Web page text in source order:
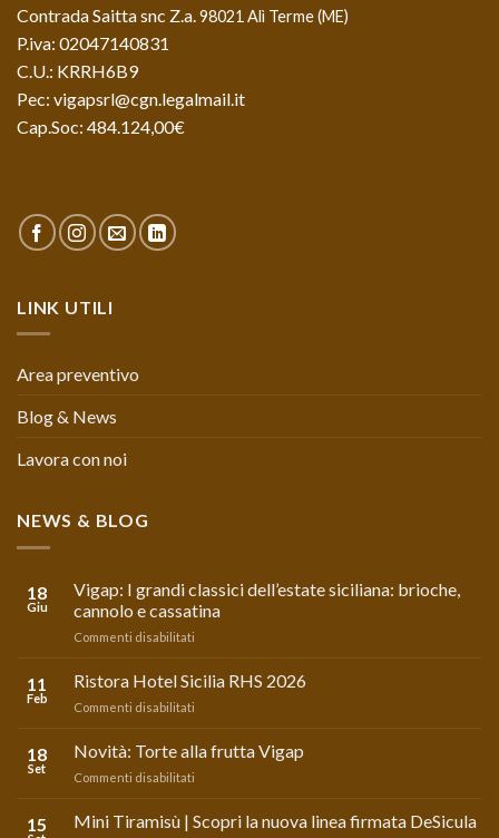
Contrada Saitta snc Z.a.98021 Alì Terme (ME)
P.iva: 02047140831
C.U.: KRRH6B9
Pec: vigapsrl@cgn.legalmail.it
Cap.Soc: 484.124,00€
LINK UTILI
Area preventivo
Blog & News
Lavora con noi
NEWS & BLOG
18
Giu
Vigap: I grandi classici dell’estate siciliana: brioche,
cannolo e cassatina
Commenti disabilitati
grandi
siciliana:
cassatina
11
Feb
Ristora Hotel Sicilia RHS 2026
Commenti disabilitati
Hotel
Sicilia
18
Set
Novità: Torte alla frutta Vigap
Commenti disabilitati
Torte
alla
15 Mini Tiramisù | Scopri la nuova linea firmata DeSicula